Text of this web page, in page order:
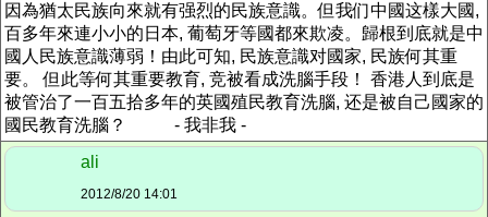
因為猶太民族向來就有强烈的民族意識。但我们中國这樣大國,
百多年來連小小的日本, 葡萄牙等國都來欺凌。歸根到底就是中
國人民族意識薄弱！由此可知, 民族意識对國家, 民族何其重
要。 但此等何其重要教育, 竞被看成洗腦手段！ 香港人到底是
被管治了一百五拾多年的英國殖民教育洗腦, 还是被自己國家的
國民教育洗腦？ - 我非我 -
ali
2012/8/20 14:01